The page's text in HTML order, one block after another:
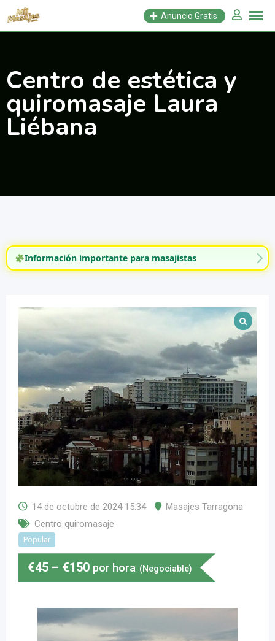
Saltar
Anuncio Gratis
Centro de estética y
quiromasaje Laura
Liébana
Información importante para masajistas
14 de octubre de 2024 15:34
Masajes Tarragona
Centro quiromasaje
Popular
€45 – €150 por hora (Negociable)